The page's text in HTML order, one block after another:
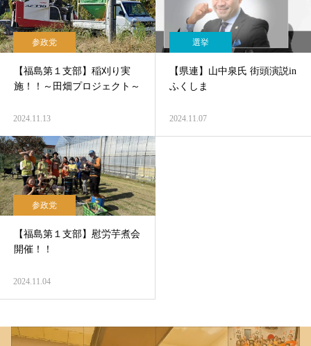
参政党
【福島第１支部】稲刈り実
施！！～田畑プロジェクト～
2024.11.13
選挙
【県連】山中泉氏 街頭演説in
ふくしま
2024.11.07
参政党
【福島第１支部】慰労芋煮会
開催！！
2024.11.04